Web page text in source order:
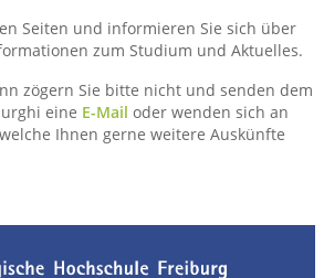
Seiten und informieren Sie sich über
zum Studium und Aktuelles.
zögern Sie bitte nicht und senden dem
eine E-Mail oder wenden sich an
Ihnen gerne weitere Auskünfte